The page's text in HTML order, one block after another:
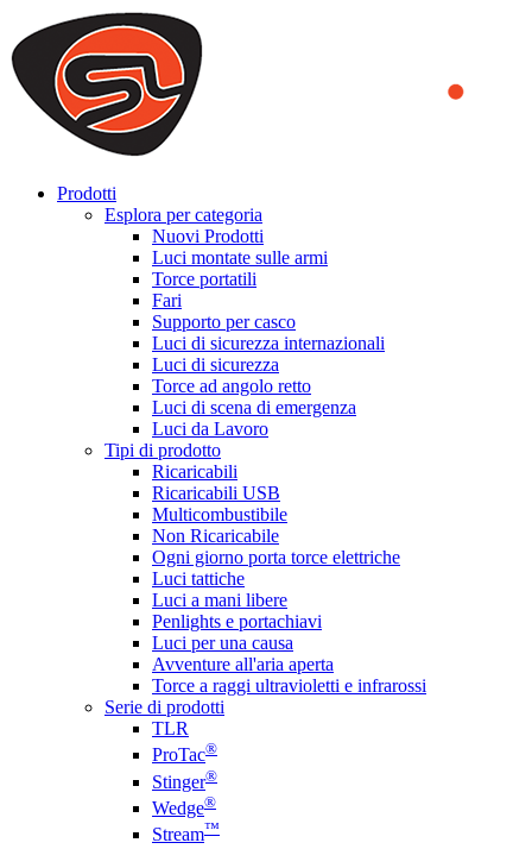
We use cookies to ensure that we provide you the best experience
on our website. By continuing to browse this website, you accept
that cookies are used to help us analyze how the website is used and
to offer you a better experience. To learn more or to find out how
you can disable cookies, you can access our
Prodotti
Esplora per categoria
Nuovi Prodotti
Luci montate sulle armi
Torce portatili
Fari
Supporto per casco
Luci di sicurezza internazionali
Luci di sicurezza
Torce ad angolo retto
Luci di scena di emergenza
Luci da Lavoro
Tipi di prodotto
Ricaricabili
Ricaricabili USB
Multicombustibile
Non Ricaricabile
Ogni giorno porta torce elettriche
Luci tattiche
Luci a mani libere
Penlights e portachiavi
Luci per una causa
Avventure all'aria aperta
Torce a raggi ultravioletti e infrarossi
Serie di prodotti
TLR
ProTac®
Stinger®
Wedge®
Stream™